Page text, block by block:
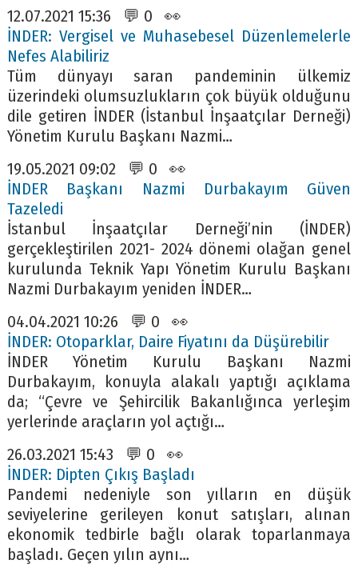
12.07.2021 15:36 💬 0 👀
İNDER: Vergisel ve Muhasebesel Düzenlemelerle
Nefes Alabiliriz
Tüm dünyayı saran pandeminin ülkemiz
üzerindeki olumsuzlukların çok büyük olduğunu
dile getiren İNDER (İstanbul İnşaatçılar Derneği)
Yönetim Kurulu Başkanı Nazmi…
19.05.2021 09:02 💬 0 👀
İNDER Başkanı Nazmi Durbakayım Güven
Tazeledi
İstanbul İnşaatçılar Derneği’nin (İNDER)
gerçekleştirilen 2021- 2024 dönemi olağan genel
kurulunda Teknik Yapı Yönetim Kurulu Başkanı
Nazmi Durbakayım yeniden İNDER…
04.04.2021 10:26 💬 0 👀
İNDER: Otoparklar, Daire Fiyatını da Düşürebilir
İNDER Yönetim Kurulu Başkanı Nazmi
Durbakayım, konuyla alakalı yaptığı açıklama
da; “Çevre ve Şehircilik Bakanlığınca yerleşim
yerlerinde araçların yol açtığı…
26.03.2021 15:43 💬 0 👀
İNDER: Dipten Çıkış Başladı
Pandemi nedeniyle son yılların en düşük
seviyelerine gerileyen konut satışları, alınan
ekonomik tedbirle bağlı olarak toparlanmaya
başladı. Geçen yılın aynı…